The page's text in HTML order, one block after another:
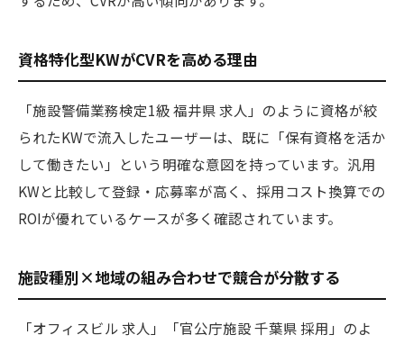
資格特化型KWがCVRを高める理由
「施設警備業務検定1級 福井県 求人」のように資格が絞
られたKWで流入したユーザーは、既に「保有資格を活か
して働きたい」という明確な意図を持っています。汎用
KWと比較して登録・応募率が高く、採用コスト換算での
ROIが優れているケースが多く確認されています。
施設種別×地域の組み合わせで競合が分散する
「オフィスビル 求人」「官公庁施設 千葉県 採用」のよ